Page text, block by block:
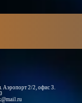
Аэропорт 2/2, офис 3.